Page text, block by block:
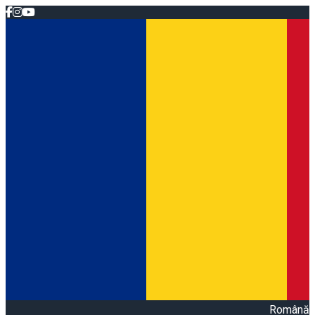
Română